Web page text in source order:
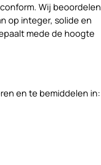
Wij beoordelen
op integer, solide en
mede de hoogte
en te bemiddelen in: